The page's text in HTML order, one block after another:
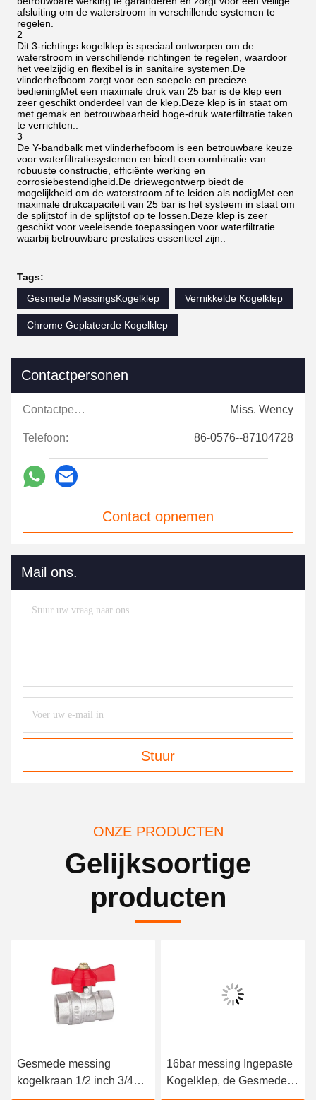
afsluiting om de waterstroom in verschillende systemen te
regelen.
2
Dit 3-richtings kogelklep is speciaal ontworpen om de
waterstroom in verschillende richtingen te regelen, waardoor
het veelzijdig en flexibel is in sanitaire systemen.De
vlinderhefboom zorgt voor een soepele en precieze
bedieningMet een maximale druk van 25 bar is de klep een
zeer geschikt onderdeel van de klep.Deze klep is in staat om
met gemak en betrouwbaarheid hoge-druk waterfiltratie taken
te verrichten..
3
De Y-bandbalk met vlinderhefboom is een betrouwbare keuze
voor waterfiltratiesystemen en biedt een combinatie van
robuuste constructie, efficiënte werking en
corrosiebestendigheid.De driewegontwerp biedt de
mogelijkheid om de waterstroom af te leiden als nodigMet een
maximale drukcapaciteit van 25 bar is het systeem in staat om
de splijtstof in de splijtstof op te lossen.Deze klep is zeer
geschikt voor veeleisende toepassingen voor waterfiltratie
waarbij betrouwbare prestaties essentieel zijn..
Tags:
Gesmede MessingsKogelklep
Vernikkelde Kogelklep
Chrome Geplateerde Kogelklep
Contactpersonen
Contactpersonen: Miss. Wency
Telefoon: 86-0576--87104728
Contact opnemen
Mail ons.
Stuur
ONZE PRODUCTEN
Gelijksoortige
producten
Gesmede messing
kogelkraan 1/2 inch 3/4
inch 100% getest op
16bar messing Ingepaste
Kogelklep, de Gesmede
Klep van het